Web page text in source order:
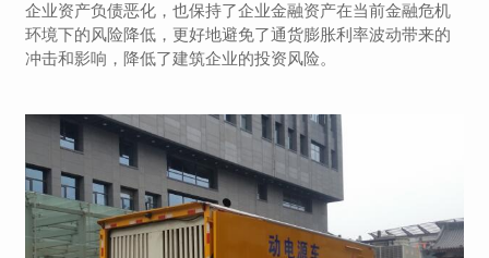
企业资产负债恶化，也保持了企业金融资产在当前金融危机
环境下的风险降低，更好地避免了通货膨胀利率波动带来的
冲击和影响，降低了建筑企业的投资风险。